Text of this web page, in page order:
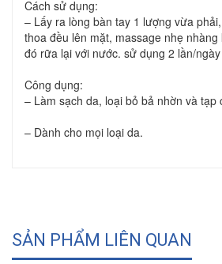
Cách sử dụng:
– Lấy ra lòng bàn tay 1 lượng vừa
thoa đều lên mặt, massage nhẹ nhàng
đó rữa lại với nước. sử dụng 2 lần/
Công dụng:
– Làm sạch da, loại bỏ bả nhờn và tạp
– Dành cho mọi loại da.
SẢN PHẨM LIÊN QUAN